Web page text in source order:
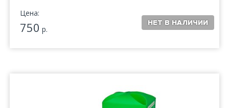
Цена:
750 р.